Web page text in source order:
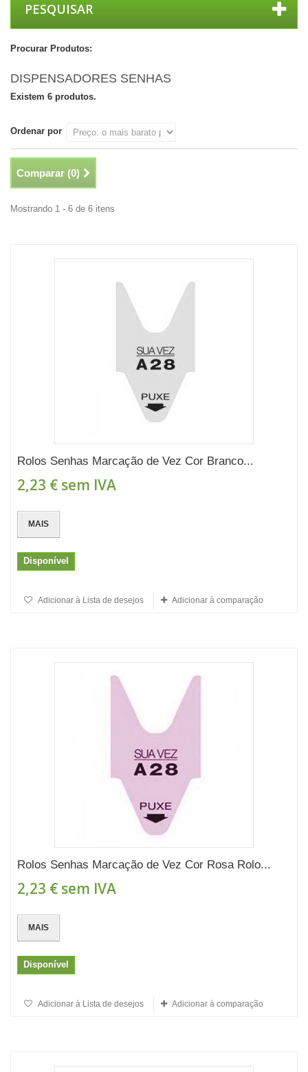
PESQUISAR
Procurar Produtos:
DISPENSADORES SENHAS
Existem 6 produtos.
Ordenar por
Comparar (0)
Mostrando 1 - 6 de 6 itens
Rolos Senhas Marcação de Vez Cor Branco...
2,23 € sem IVA
MAIS
Disponível
Adicionar à Lista de desejos Adicionar à comparação
Rolos Senhas Marcação de Vez Cor Rosa Rolo...
2,23 € sem IVA
MAIS
Disponível
Adicionar à Lista de desejos Adicionar à comparação